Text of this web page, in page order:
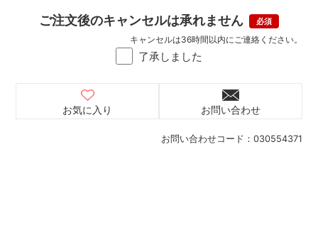
お問い合わせコード： 030554371
ご注文後のキャンセルは承れません
了承しました
キャンセルは36時間以内にご連絡ください。
お気に入り お問い合わせ